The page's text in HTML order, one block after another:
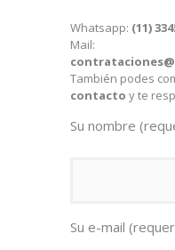
Whatsapp: (11)
Mail:
También podes
contacto y te
Su nombre
Su e-mail